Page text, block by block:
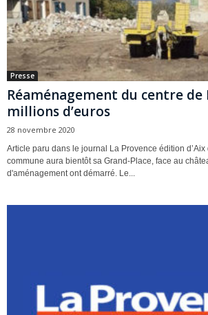
Presse
Réaménagement du centre de
millions d’euros
28 novembre 2020
Article paru dans le journal La Provence édition d’Aix
commune aura bientôt sa Grand-Place, face au
d'aménagement ont démarré. Le...